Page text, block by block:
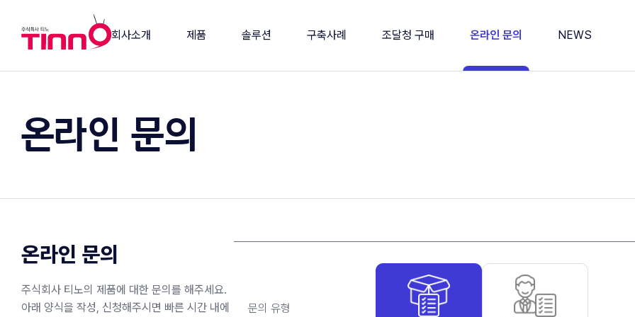
회사소개
비전/인사말
조직도
제품
소프트웨어
연동제품
솔루션 구축사례 조달청 구매 온라인 문의 NEWS
온라인 문의
온라인 문의
주식회사 티노의 제품에 대한 문의를 해주세요.
아래 양식을 작성, 신청해주시면 빠른 시간 내에
문의 유형